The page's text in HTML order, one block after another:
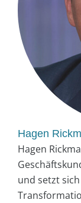
Hagen
Hagen
und setzt